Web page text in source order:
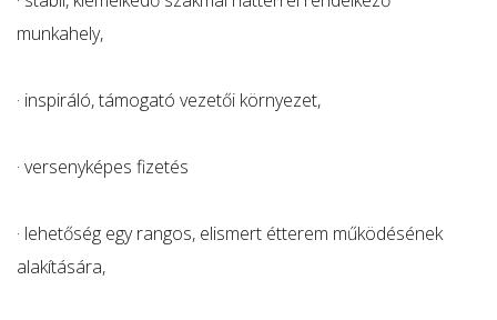
munkahely,
· inspiráló, támogató vezetői környezet,
· versenyképes fizetés
· lehetőség egy rangos, elismert étterem működésének
alakítására,